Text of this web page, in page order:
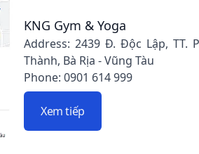
KNG Gym & Yoga
Address: 2439 Đ. Độc Lập, TT.
Thành, Bà Rịa - Vũng Tàu
Phone: 0901 614 999
Xem tiếp